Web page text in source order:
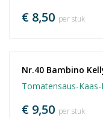
€ 8,50 per stuk
Nr.40 Bambino
Tomatensaus-
€ 9,50 per stuk